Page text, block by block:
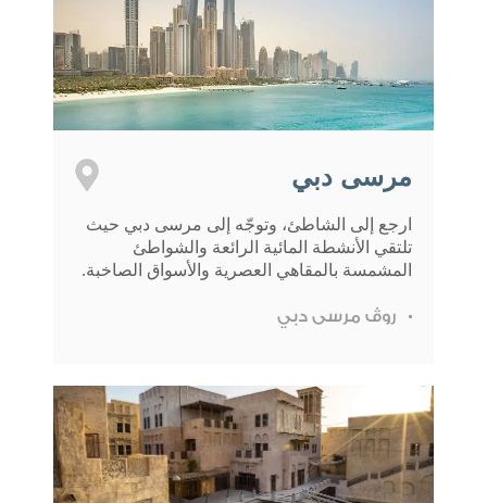
مرسى دبي
ارجع إلى الشاطئ، وتوجّه إلى مرسى دبي حيث
تلتقي الأنشطة المائية الرائعة والشواطئ
المشمسة بالمقاهي العصرية والأسواق الصاخبة.
روڤ مرسى دبي